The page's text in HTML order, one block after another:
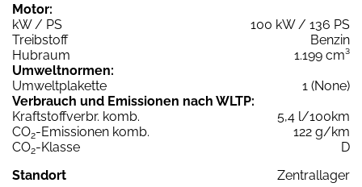
Motor:
kW / PS
100 kW / 136 PS
Treibstoff
Benzin
Hubraum
1.199 cm³
Umweltnormen:
Umweltplakette
1 (None)
Verbrauch und Emissionen nach WLTP:
Kraftstoffverbr. komb.
5,4 l/100km
CO2-Emissionen komb.
122 g/km
CO2-Klasse
D
Standort
Zentrallager